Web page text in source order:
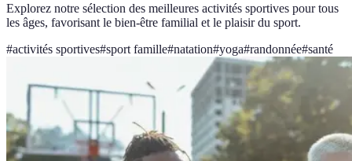
Explorez notre sélection des meilleures activités sportives pour tous
les âges, favorisant le bien-être familial et le plaisir du sport.
#activités sportives#sport famille#natation#yoga#randonnée#santé